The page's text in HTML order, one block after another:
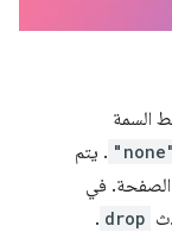
السمة
"none" . يتم
الصفحة. في
drop
.